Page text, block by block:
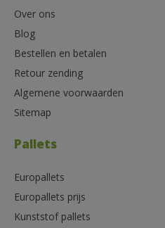
Over ons
Blog
Bestellen en betalen
Retour zending
Algemene voorwaarden
Sitemap
Pallets
Europallets
Europallets prijs
Kunststof pallets